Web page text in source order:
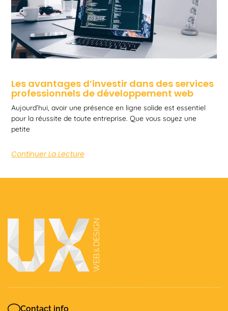
Les avantages d’investir dans des services
professionnels de développement web
Aujourd’hui, avoir une présence en ligne solide est essentiel
pour la réussite de toute entreprise. Que vous soyez une
petite
Continuer La Lecture
Contact info